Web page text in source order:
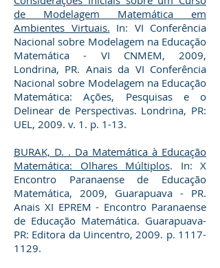
de Modelagem Matemática em
Ambientes Virtuais. In: VI Conferência
Nacional sobre Modelagem na Educação
Matemática - VI CNMEM, 2009,
Londrina, PR. Anais da VI Conferência
Nacional sobre Modelagem na Educação
Matemática: Ações, Pesquisas e o
Delinear de Perspectivas. Londrina, PR:
UEL, 2009. v. 1. p. 1-13.
BURAK, D. . Da Matemática à Educação
Matemática: Olhares Múltiplos. In: X
Encontro Paranaense de Educação
Matemática, 2009, Guarapuava - PR.
Anais XI EPREM - Encontro Paranaense
de Educação Matemática. Guarapuava-
PR: Editora da Uincentro, 2009. p. 1117-
1129.